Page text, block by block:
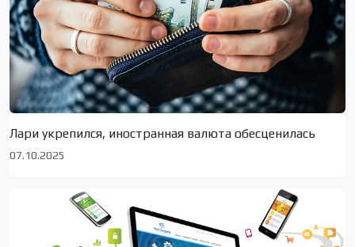
Лари укрепился, иностранная валюта обесценилась
07.10.2025